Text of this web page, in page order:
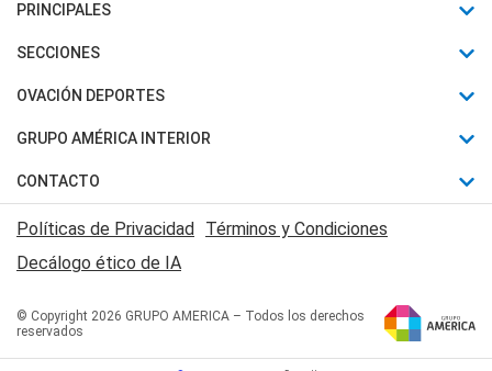
PRINCIPALES
Últimas Noticias
Política
Judiciales
Economia
SECCIONES
Horóscopo
Motores
Trucos caseros
Series y Películas
Edictos y Solicitadas
OVACIÓN DEPORTES
Fútbol
Mundial
Automovilismo
Rugby
Básquet
GRUPO AMÉRICA INTERIOR
Canal 7 en Vivo
San Juan 8
CONTACTO
Acerca de Nosotros
Contactanos
Políticas de Privacidad Términos y Condiciones
Decálogo ético de IA
© Copyright 2026 GRUPO AMERICA – Todos los derechos
reservados